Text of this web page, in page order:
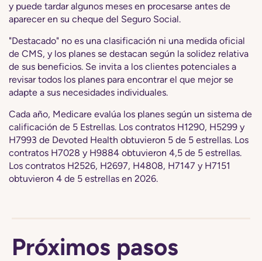
y puede tardar algunos meses en procesarse antes de
aparecer en su cheque del Seguro Social.
"Destacado" no es una clasificación ni una medida oficial
de CMS, y los planes se destacan según la solidez relativa
de sus beneficios. Se invita a los clientes potenciales a
revisar todos los planes para encontrar el que mejor se
adapte a sus necesidades individuales.
Cada año, Medicare evalúa los planes según un sistema de
calificación de 5 Estrellas. Los contratos H1290, H5299 y
H7993 de Devoted Health obtuvieron 5 de 5 estrellas. Los
contratos H7028 y H9884 obtuvieron 4,5 de 5 estrellas.
Los contratos H2526, H2697, H4808, H7147 y H7151
obtuvieron 4 de 5 estrellas en 2026.
Próximos pasos